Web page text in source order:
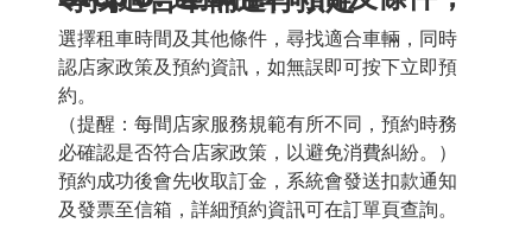
選擇租車時間及其他條件，尋找適合車輛，同時
認店家政策及預約資訊，如無誤即可按下立即預
約。
（提醒：每間店家服務規範有所不同，預約時務
必確認是否符合店家政策，以避免消費糾紛。）
預約成功後會先收取訂金，系統會發送扣款通知
及發票至信箱，詳細預約資訊可在訂單頁查詢。